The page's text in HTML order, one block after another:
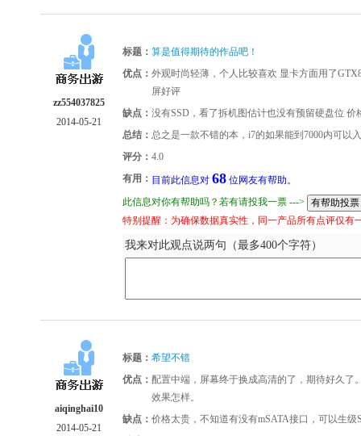
zz554037825
2014-05-21
标题： 算是值得期待的作品吧！
优点： 外观时尚轻薄，个人比较喜欢 显卡方面用了
屏好评
缺点： 没有SSD，看了拆机图估计也没有预留硬盘位 价
总结： 总之是一款不错的本，i7的如果能到7000内可以
评分： 4.0
有用： 目前此信息对 68 位网友有帮助。
此信息对你有帮助吗？若有请投我一票 --->
特别提醒：为确保数据真实性，同一产品所有点评仅有
我来对此观点说两句（最多400个字符）
aiqinghai10
2014-05-21
标题： 希望不错
优点： 配置中端，屏幕终于换成高清的了，期待好久
效果怎样。
缺点： 价格太贵，不知道有没有mSATA接口，可以生级